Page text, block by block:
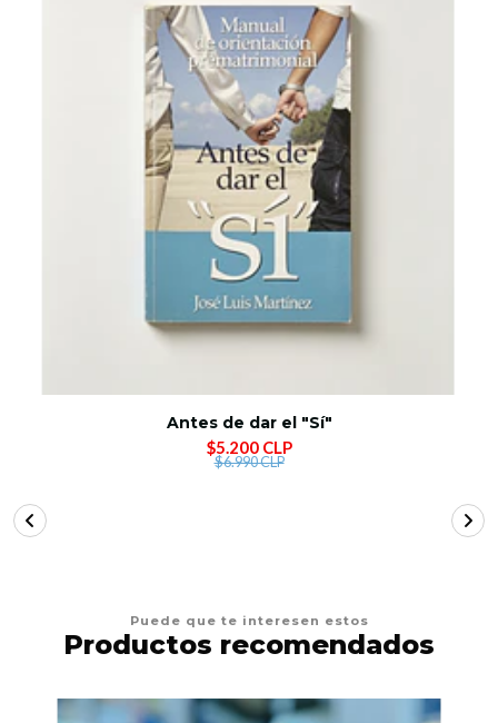
Antes de dar el "Sí"
$5.200 CLP
$6.990 CLP
Puede que te interesen estos
Productos recomendados